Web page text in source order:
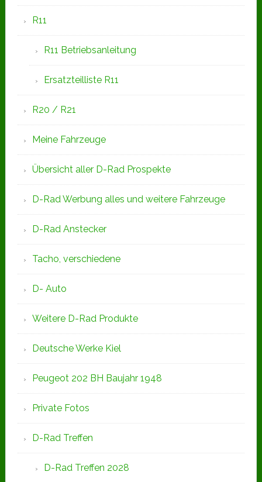
R11
R11 Betriebsanleitung
Ersatzteilliste R11
R20 / R21
Meine Fahrzeuge
Übersicht aller D-Rad Prospekte
D-Rad Werbung alles und weitere Fahrzeuge
D-Rad Anstecker
Tacho, verschiedene
D- Auto
Weitere D-Rad Produkte
Deutsche Werke Kiel
Peugeot 202 BH Baujahr 1948
Private Fotos
D-Rad Treffen
D-Rad Treffen 2028